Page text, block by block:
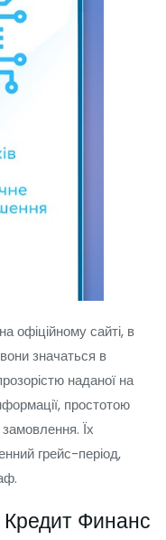
офіційному сайті, в
значаться в
наданої на
простотою
Їх
грейс-період,
Кредит Финанс